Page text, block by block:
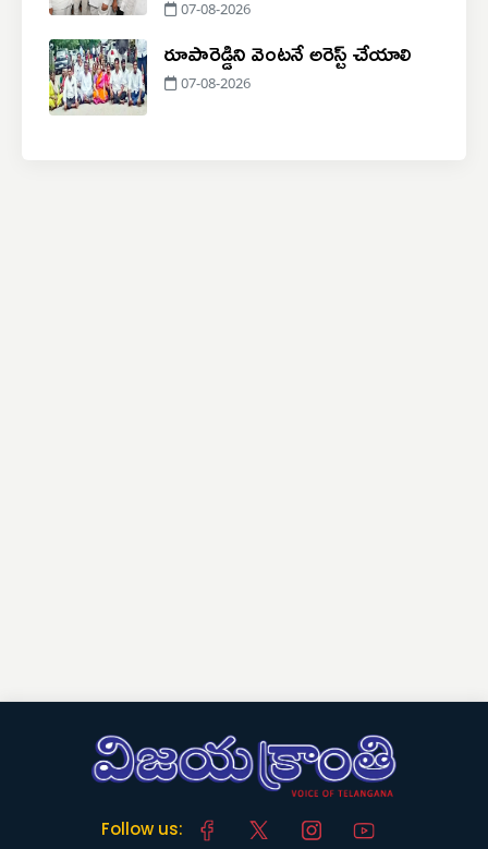
07-08-2026
రూపారెడ్డిని వెంటనే అరెస్ట్ చేయాలి
07-08-2026
Follow us: